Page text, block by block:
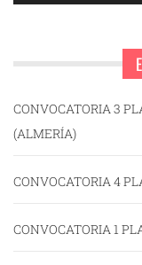
CONVOCATORIA 3
(ALMERÍA)
CONVOCATORIA 4
CONVOCATORIA 1